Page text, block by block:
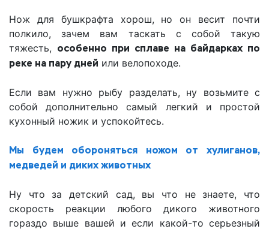
Нож для бушкрафта хорош, но он весит почти
полкило, зачем вам таскать с собой такую
тяжесть, особенно при сплаве на байдарках по
реке на пару дней или велопоходе.
Если вам нужно рыбу разделать, ну возьмите с
собой дополнительно самый легкий и простой
кухонный ножик и успокойтесь.
Мы будем обороняться ножом от хулиганов,
медведей и диких животных
Ну что за детский сад, вы что не знаете, что
скорость реакции любого дикого животного
гораздо выше вашей и если какой-то серьезный